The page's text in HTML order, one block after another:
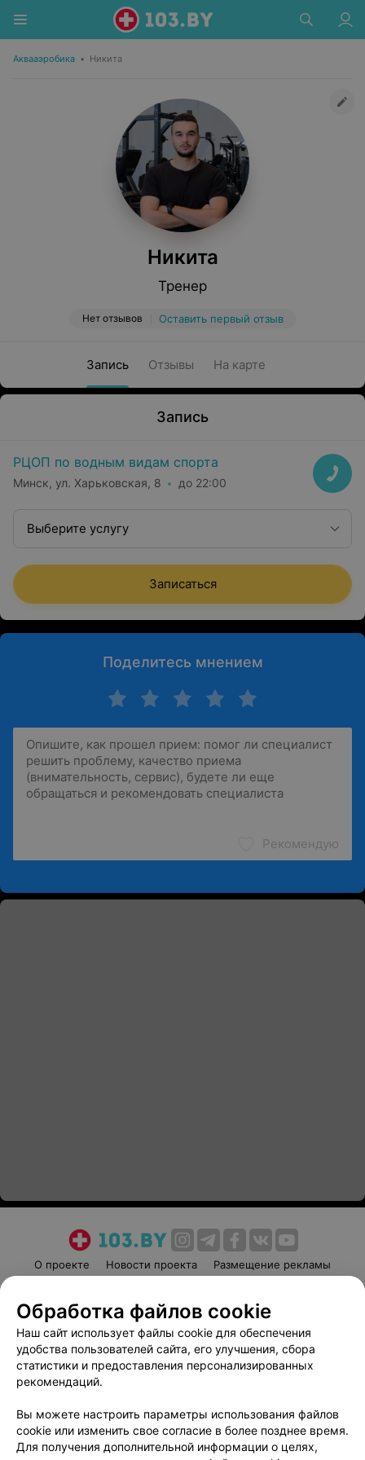
Аквааэробика • Никита
Никита
Тренер
Нет отзывов Оставить первый отзыв
Запись Отзывы На карте
Запись
РЦОП по водным видам спорта
Минск, ул. Харьковская, 8 до 22:00
Выберите услугу
Записаться
Поделитесь мнением
Рекомендую
О проекте Новости проекта
Размещение рекламы
Пользовательское соглашение
Способы оплаты
Вакансии
Партнеры
Написать руководителю 103.by
Обработка персональных данных
Обработка файлов cookie
Наш сайт использует файлы cookie для обеспечения
удобства пользователей сайта, его улучшения, сбора
статистики и предоставления персонализированных
рекомендаций.
Вы можете настроить параметры использования файлов
cookie или изменить свое согласие в более позднее время.
Для получения дополнительной информации о целях,